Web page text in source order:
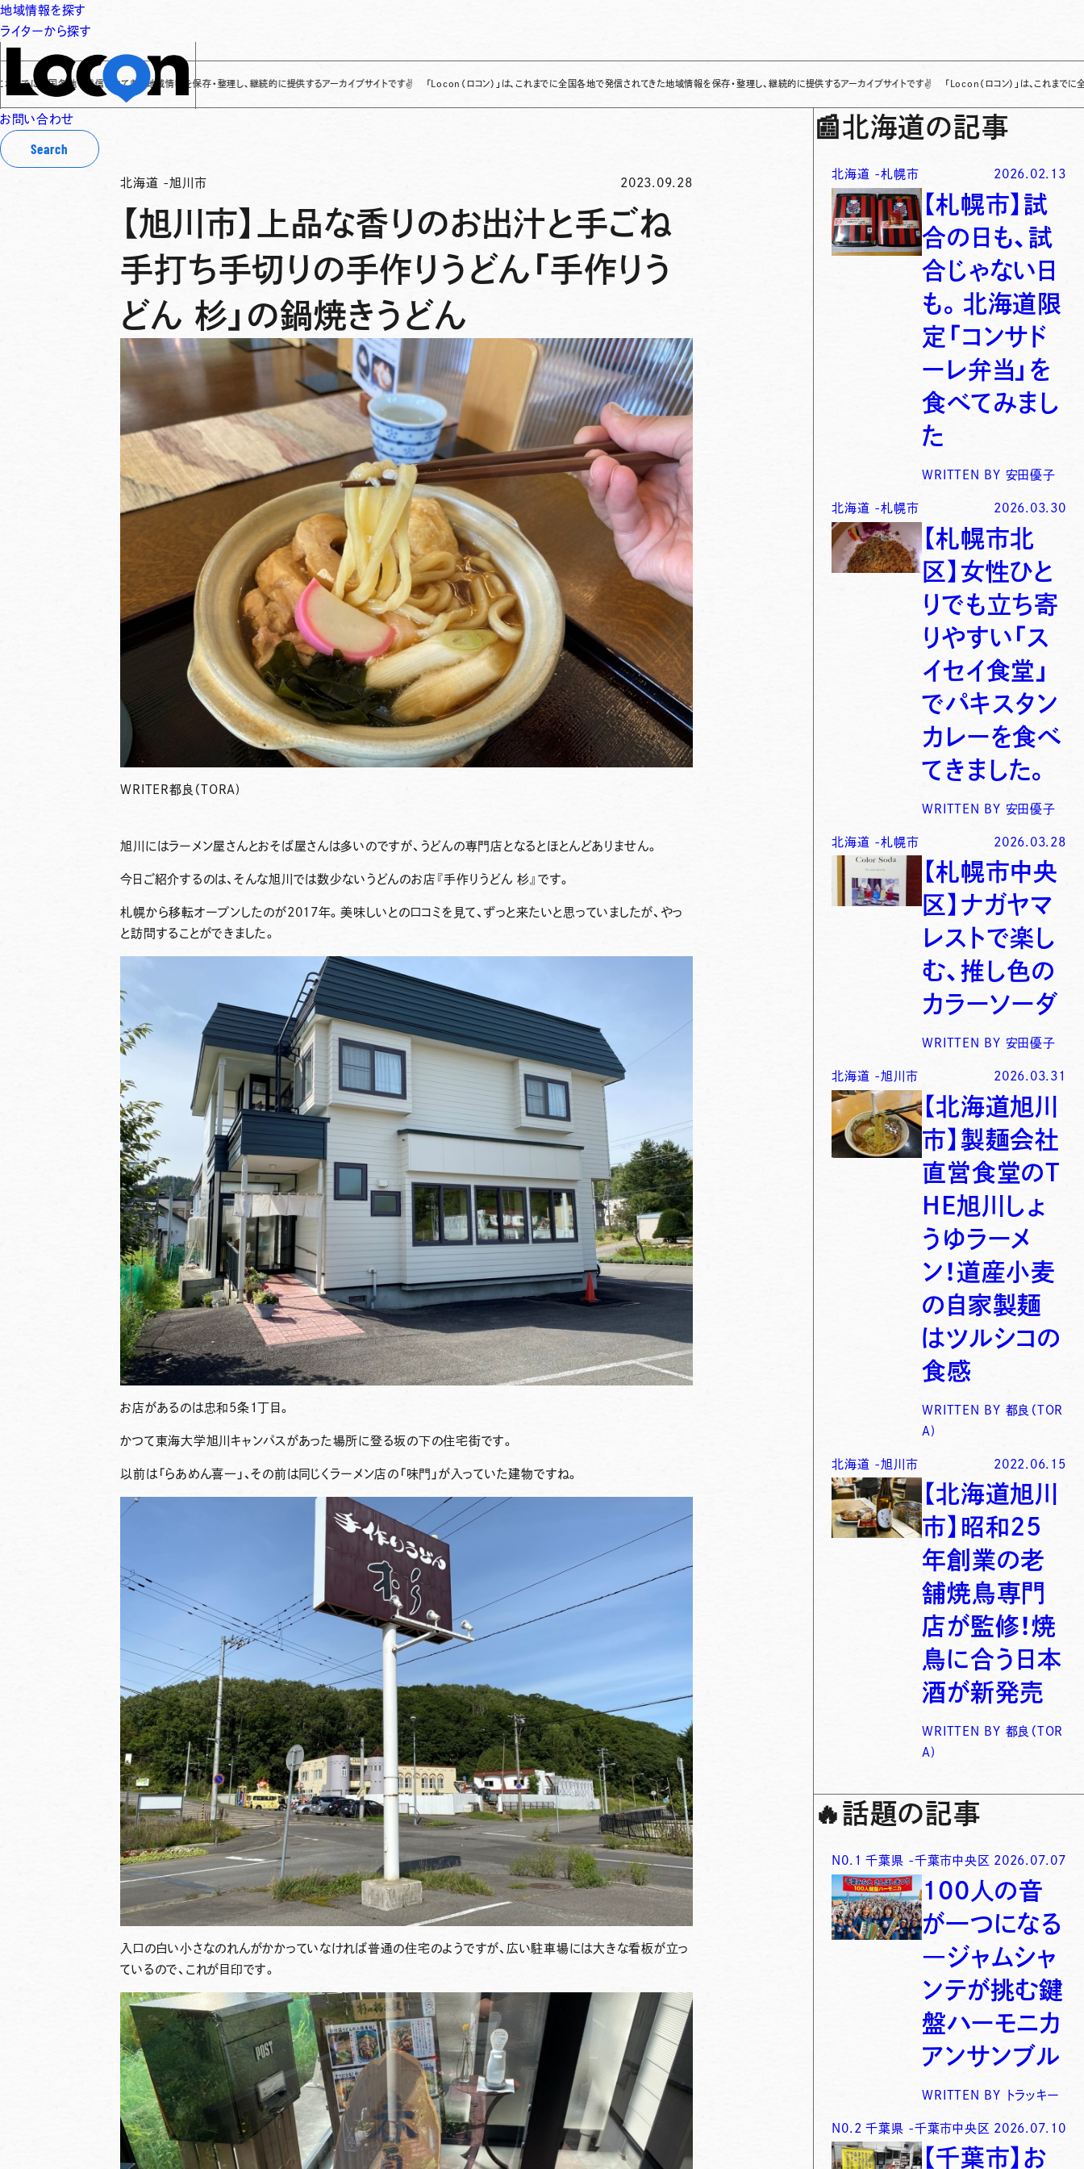
地域情報を探す
ライターから探す
お問い合わせ
Search
地で発信されてきた地域情報を保存・整理し、継続的に提供するアーカイブサイトです✌ 「Locon（ロコン）」は、これまでに全国各地で発信されてきた地域情報を保存・整理し、継続的に提供するアーカイブサイトです✌ 「Locon（ロコン）」は、これまでに全国各地で発
北海道 -旭川市 2023.09.28
【旭川市】上品な香りのお出汁と手ごね
手打ち手切りの手作りうどん「手作りう
どん 杉」の鍋焼きうどん
WRITER都良（TORA)
旭川にはラーメン屋さんとおそば屋さんは多いのですが、うどんの専門店となるとほとんどありません。
今日ご紹介するのは、そんな旭川では数少ないうどんのお店 『手作りうどん 杉』 です。
札幌から移転オープンしたのが2017年。美味しいとの口コミを見て、ずっと来たいと思っていましたが、やっ
と訪問することができました。
お店があるのは忠和5条1丁目。
かつて東海大学旭川キャンパスがあった場所に登る坂の下の住宅街です。
以前は「らあめん喜一」、その前は同じくラーメン店の「味門」が入っていた建物ですね。
入口の白い小さなのれんがかかっていなければ普通の住宅のようですが、広い駐車場には大きな看板が立っ
ているので、これが目印です。
📰北海道の記事
北海道 -札幌市 2026.02.13
【札幌市】試
合の日も、試
合じゃない日
も。北海道限
定「コンサド
ーレ弁当」を
食べてみまし
た
WRITTEN BY 安田優子
北海道 -札幌市 2026.03.30
【札幌市北
区】女性ひと
りでも立ち寄
りやすい「ス
イセイ食堂」
でパキスタン
カレーを食べ
てきました。
WRITTEN BY 安田優子
北海道 -札幌市 2026.03.28
【札幌市中央
区】ナガヤマ
レストで楽し
む、推し色の
カラーソーダ
WRITTEN BY 安田優子
北海道 -旭川市 2026.03.31
【北海道旭川
市】製麺会社
直営食堂のT
HE旭川しょ
うゆラーメ
ン！道産小麦
の自家製麺
はツルシコの
食感
WRITTEN BY 都良（TOR
A)
北海道 -旭川市 2022.06.15
【北海道旭川
市】昭和25
年創業の老
舗焼鳥専門
店が監修！焼
鳥に合う日本
酒が新発売
WRITTEN BY 都良（TOR
A)
🔥 話題の記事
N0. 1 千葉県 -千葉市中央区 2026.07.07
100人の音
が一つになる
―ジャムシャ
ンテが挑む鍵
盤ハーモニカ
アンサンブル
WRITTEN BY トラッキー
N0. 2 千葉県 -千葉市中央区 2026.07.10
【千葉市】お